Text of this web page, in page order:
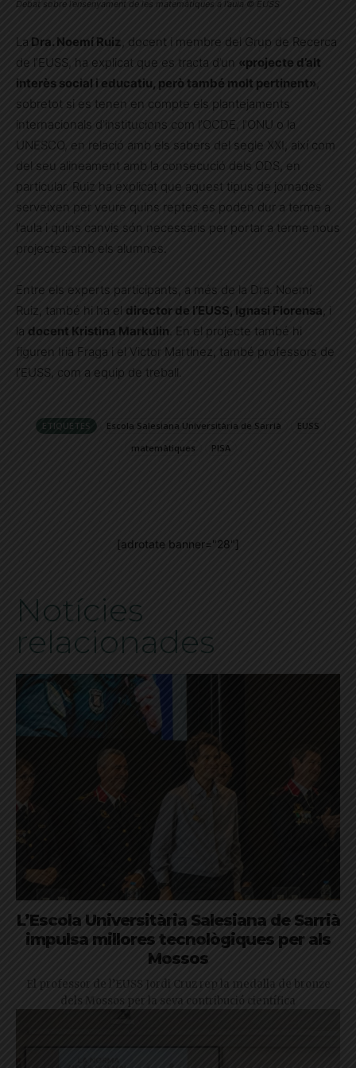
Debat sobre l’ensenyament de les matemàtiques a l’aula © EUSS
La Dra. Noemí Ruiz , docent i membre del Grup de Recerca
de l’EUSS, ha explicat que es tracta d’un «projecte d’alt
interès social i educatiu, però també molt pertinent» ,
sobretot si es tenen en compte els plantejaments
internacionals d’institucions com l’OCDE, l’ONU o la
UNESCO, en relació amb els sabers del segle XXI, així com
del seu alineament amb la consecució dels ODS, en
particular. Ruiz ha explicat que aquest tipus de jornades
serveixen per veure quins reptes es poden dur a terme a
l’aula i quins canvis són necessaris per portar a terme nous
projectes amb els alumnes.
Entre els experts participants, a més de la Dra. Noemí
Ruiz, també hi ha el director de l’EUSS, Ignasi Florensa, i
la docent Kristina Markulin. En el projecte també hi
figuren Iria Fraga i el Victor Martínez, també professors de
l’EUSS, com a equip de treball.
ETIQUETES Escola Salesiana Universitària de Sarrià
EUSS
matemàtiques
PISA
[adrotate banner="28"]
Notícies
relacionades
L’Escola Universitària Salesiana de Sarrià
impulsa millores tecnològiques per als
Mossos
El professor de l’EUSS Jordi Cruz rep la medalla de bronze
dels Mossos per la seva contribució científica